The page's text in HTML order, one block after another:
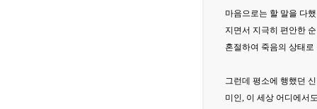
마음으로는 할 말을 다
지면서 지극히 편안한
혼절하여 죽음의 상태로
그런데 평소에 행했던
미인, 이 세상 어디에서